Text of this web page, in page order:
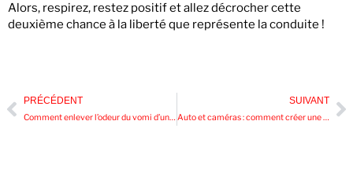
Alors, respirez, restez positif et allez décrocher cette
deuxième chance à la liberté que représente la conduite !
PRÉCÉDENT
Comment enlever l’odeur du vomi d’une voiture ?
SUIVANT
Auto et caméras : comment créer une chaîne YouTube de voitures sportives